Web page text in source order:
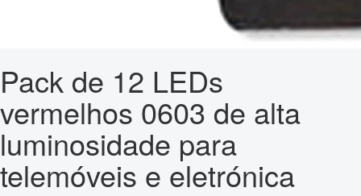
Pack de 12 LEDs
vermelhos 0603 de alta
luminosidade para
telemóveis e eletrónica